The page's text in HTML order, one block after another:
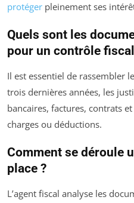
protéger pleinement ses
Quels sont les
pour un contrôle
Il est essentiel de rassembler
trois dernières années, les
bancaires, factures, contrats
charges ou déductions.
Comment se déroule
place ?
L’agent fiscal analyse les